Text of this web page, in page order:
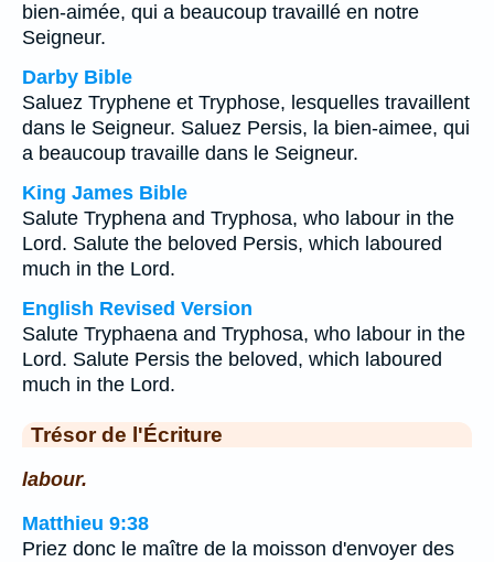
bien-aimée, qui a beaucoup travaillé en notre
Seigneur.
Darby Bible
Saluez Tryphene et Tryphose, lesquelles travaillent
dans le Seigneur. Saluez Persis, la bien-aimee, qui
a beaucoup travaille dans le Seigneur.
King James Bible
Salute Tryphena and Tryphosa, who labour in the
Lord. Salute the beloved Persis, which laboured
much in the Lord.
English Revised Version
Salute Tryphaena and Tryphosa, who labour in the
Lord. Salute Persis the beloved, which laboured
much in the Lord.
Trésor de l'Écriture
labour.
Matthieu 9:38
Priez donc le maître de la moisson d'envoyer des